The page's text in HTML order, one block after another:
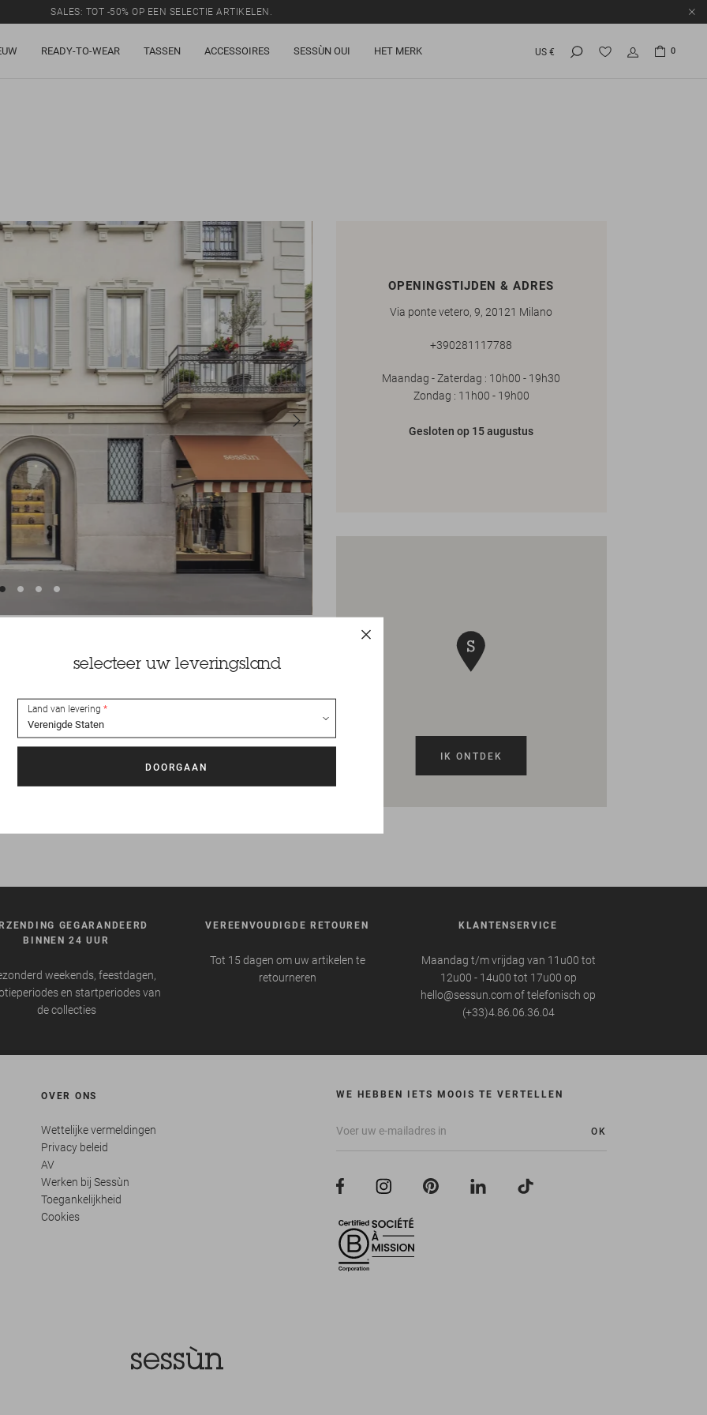
SALES: TOT -50% OP EEN SELECTIE ARTIKELEN.
READY-TO-WEAR TASSEN ACCESSOIRES SESSÙN OUI HET MERK US € 0
Next
OPENINGSTIJDEN & ADRES
Via ponte vetero, 9, 20121 Milano
+390281117788
Maandag - Zaterdag : 10h00 - 19h30
Zondag : 11h00 - 19h00
Gesloten op 15 augustus
IK ONTDEK
GEGARANDEERD
BINNEN 24 UUR
weekends, feestdagen,
en startperiodes van
de collecties
VEREENVOUDIGDE RETOUREN
Tot 15 dagen om uw artikelen te
retourneren
KLANTENSERVICE
Maandag t/m vrijdag van 11u00 tot
12u00 - 14u00 tot 17u00 op
hello@sessun.com of telefonisch op
(+33)4.86.06.36.04
OVER ONS
Wettelijke vermeldingen
Privacy beleid
AV
Werken bij Sessùn
Toegankelijkheid
Cookies
WE HEBBEN IETS MOOIS TE VERTELLEN
OK
selecteer uw leveringsland
Land van levering